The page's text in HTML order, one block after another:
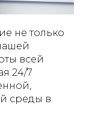
не только
всей
24/7
среды в